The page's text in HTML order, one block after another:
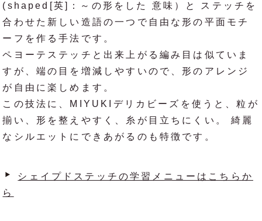
(shaped[英]：～の形をした 意味）と ステッチを
合わせた新しい造語の一つで自由な形の平面モチ
ーフを作る手法です。
ペヨーテステッチと出来上がる編み目は似ていま
すが、端の目を増減しやすいので、形のアレンジ
が自由に楽しめます。
この技法に、MIYUKIデリカビーズを使うと、粒が
揃い、形を整えやすく、糸が目立ちにくい。 綺麗
なシルエットにできあがるのも特徴です。
シェイプドステッチの学習メニューはこちらか
ら